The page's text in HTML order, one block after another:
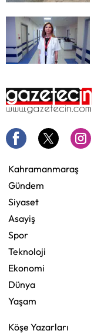
Kahramanmaraş
Gündem
Siyaset
Asayiş
Spor
Teknoloji
Ekonomi
Dünya
Yaşam
Köşe Yazarları